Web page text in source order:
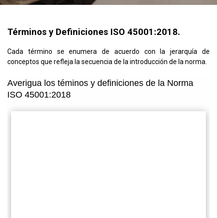
Términos y Definiciones ISO 45001:2018.
Cada término se enumera de acuerdo con la jerarquía de
conceptos que refleja la secuencia de la introducción de la norma.